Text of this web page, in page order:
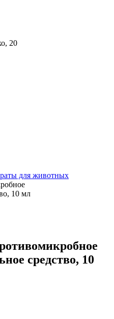
20
для животных
10 мл
средство, 10